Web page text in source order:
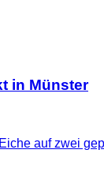
in Münster